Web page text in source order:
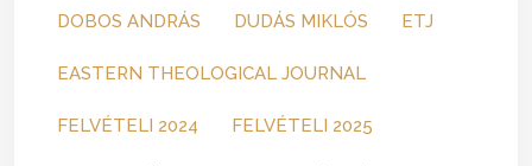
DOBOS ANDRÁS DUDÁS MIKLÓS ETJ
EASTERN THEOLOGICAL JOURNAL
FELVÉTELI 2024 FELVÉTELI 2025